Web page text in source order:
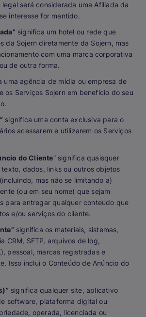
será considerada uma Afiliada da
interesse for mantido.
significa um hotel ou rede que
da Sojern diretamente da Sojern, mas
com uma marca corporativa
de outra forma.
uma agência de mídia ou empresa de
os Serviços Sojern em benefício do seu
significa uma conta exclusiva para o
acessarem e utilizarem os Serviços
do Cliente” significa quaisquer
dados, links ou outros objetos
mas não se limitando a)
(ou em seu nome) que sejam
para entregar qualquer conteúdo que
e/ou serviços do cliente.
significa os materiais, sistemas,
CRM, SFTP, arquivos de log,
pessoal, marcas registradas e
Isso inclui o Conteúdo de Anúncio do
significa qualquer site, aplicativo
software, plataforma digital ou
operada, licenciada ou